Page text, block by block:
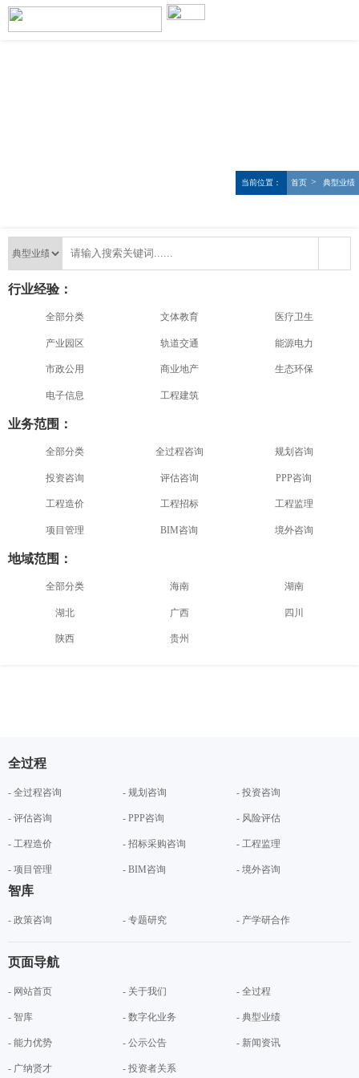
当前位置： 首页 > 典型业绩
行业经验：
全部分类 文体教育 医疗卫生
产业园区 轨道交通 能源电力
市政公用 商业地产 生态环保
电子信息 工程建筑
业务范围：
全部分类 全过程咨询 规划咨询
投资咨询 评估咨询 PPP咨询
工程造价 工程招标 工程监理
项目管理 BIM咨询 境外咨询
地域范围：
全部分类 海南 湖南
湖北 广西 四川
陕西 贵州
全过程
- 全过程咨询 - 规划咨询 - 投资咨询
- 评估咨询 - PPP咨询 - 风险评估
- 工程造价 - 招标采购咨询 - 工程监理
- 项目管理 - BIM咨询 - 境外咨询
智库
- 政策咨询 - 专题研究 - 产学研合作
页面导航
- 网站首页 - 关于我们 - 全过程
- 智库 - 数字化业务 - 典型业绩
- 能力优势 - 公示公告 - 新闻资讯
- 广纳贤才 - 投资者关系